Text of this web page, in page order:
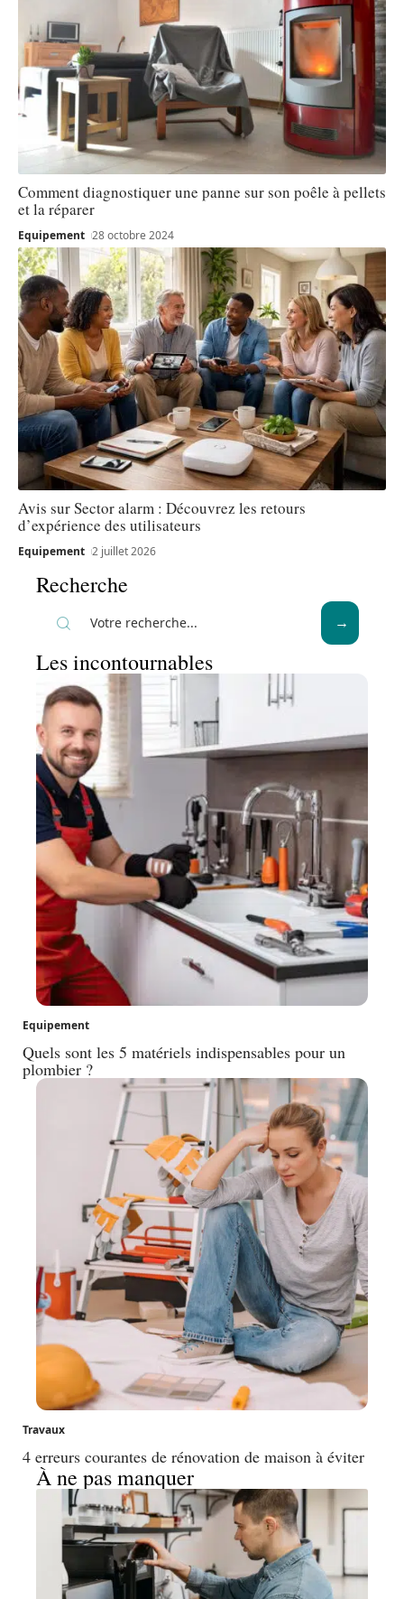
Comment diagnostiquer une panne sur son poêle à pellets
et la réparer
Equipement 28 octobre 2024
Avis sur Sector alarm : Découvrez les retours
d’expérience des utilisateurs
Equipement 2 juillet 2026
Recherche
Les incontournables
Equipement
Quels sont les 5 matériels indispensables pour un
plombier ?
Travaux
4 erreurs courantes de rénovation de maison à éviter
À ne pas manquer